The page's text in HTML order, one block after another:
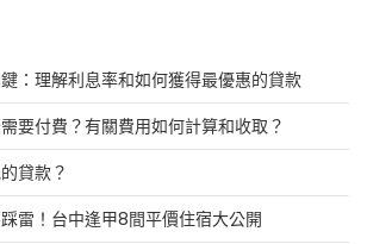
：理解利息率和如何獲得最優惠的貸款
要付費？有關費用如何計算和收取？
貸款？
踩雷！台中逢甲8間平價住宿大公開